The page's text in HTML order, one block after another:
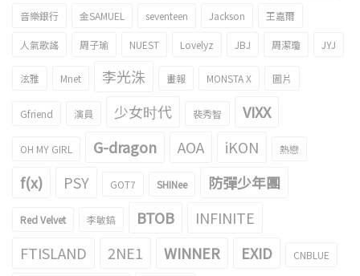
音樂銀行 金SAMUEL seventeen Jackson 王嘉爾
人氣歌謠 周子瑜 NUEST Lovelyz JBJ 周潔瓊 JYJ
泫雅 Mnet 李光洙 畫報 MONSTA X 圖片
Gfriend 演員 少女时代 裴秀智 VIXX
OH MY GIRL G-dragon AOA iKON 熱戀
f(x) PSY GOT7 SHINee 防彈少年團
Red Velvet 李敏鎬 BTOB
INFINITE
FTISLAND
2NE1 WINNER EXID CNBLUE